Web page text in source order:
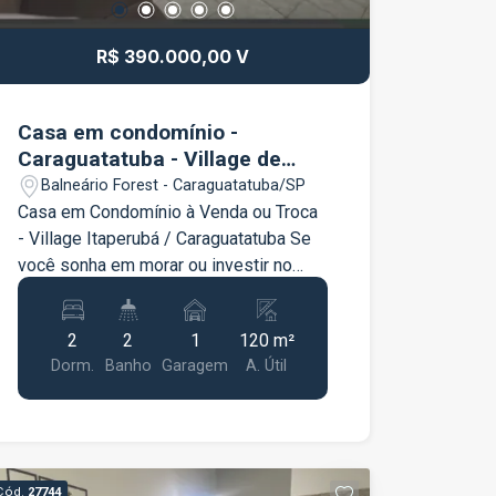
Uma excelente oportunidade para quem
pronto para morar. Entre em contato e
R$ 390.000,00 V
Casa em condomínio -
Caraguatatuba - Village de
Itaperubá
Balneário Forest - Caraguatatuba/SP
Casa em Condomínio à Venda ou Troca
- Village Itaperubá / Caraguatatuba Se
você sonha em morar ou investir no
litoral, esta é a oportunidade perfeita!
Localizada no Condomínio Village
Itaperubá, esta charmosa casa oferece
conforto, segurança e uma excelente
infraestrutura de lazer para toda a
aberto Cozinha funcional 1 banheiro
2
Dorm.
2
Banho
1
Garagem
120 m²
A. Útil
27744